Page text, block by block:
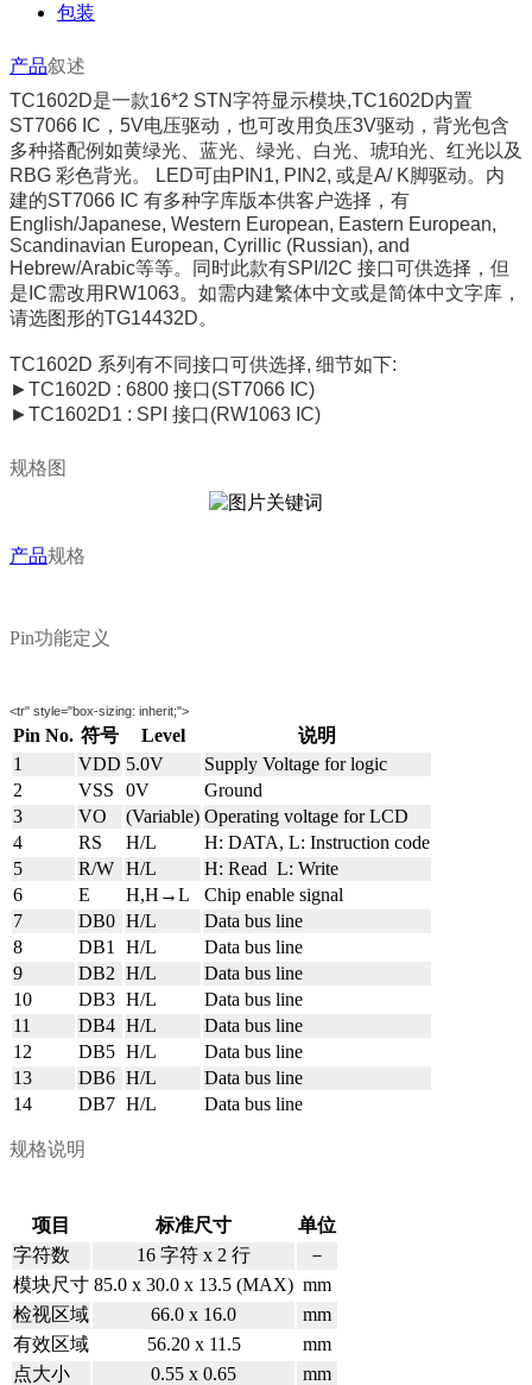
包装
产品叙述
TC1602D是一款16*2 STN字符显示模块,TC1602D内置
ST7066 IC ， 5V电压驱动，也可改用负压3V驱动，背光包含
多种搭配例如黄绿光、蓝光、绿光、白光、琥珀光、红光以及
RBG 彩色背光。 LED可由PIN1, PIN2, 或是A/ K脚驱动。内
建的ST7066 IC 有多种字库版本供客户选择，有
English/Japanese, Western European, Eastern European,
Scandinavian European, Cyrillic (Russian), and
Hebrew/Arabic等等。同时此款有SPI/I2C 接口可供选择，但
是 IC需改用 RW1063。如需内建繁体中文或是简体中文字库，
请选图形的TG14432D。
TC1602D 系列有不同接口可供选择, 细节如下:
►TC1602D : 6800 接口(ST7066 IC)
►TC1602D1 : SPI 接口(RW1063 IC)
规格图
产品规格
Pin功能定义
<tr" style="box-sizing: inherit;">
Pin No. 符号 Level
说明
1
VDD 5.0V
Supply Voltage for logic
2
VSS 0V
Ground
3
VO (Variable) Operating voltage for LCD
4
RS H/L
H: DATA, L: Instruction code
5
R/W H/L
H: Read L: Write
6
E H,H→L
Chip enable signal
7
DB0 H/L
Data bus line
8
DB1 H/L
Data bus line
9
DB2 H/L
Data bus line
10
DB3 H/L
Data bus line
11
DB4 H/L
Data bus line
12
DB5 H/L
Data bus line
13
DB6 H/L
Data bus line
14
DB7 H/L Data bus line
规格说明
项目 标准尺寸
单位
字符数
16 字符 x 2 行
－
模块尺寸 85.0 x 30.0 x 13.5 (MAX) mm
检视区域
66.0 x 16.0
mm
有效区域
56.20 x 11.5
mm
点大小
0.55 x 0.65
mm